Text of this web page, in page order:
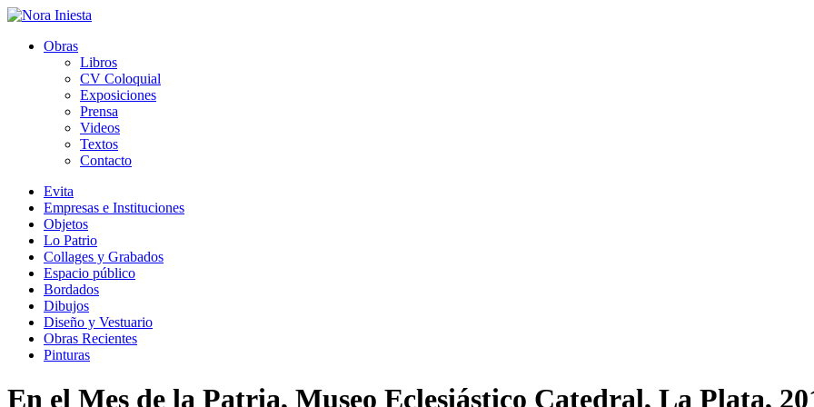
Obras
Libros
CV Coloquial
Exposiciones
Prensa
Videos
Textos
Contacto
Evita
Empresas e Instituciones
Objetos
Lo Patrio
Collages y Grabados
Espacio público
Bordados
Dibujos
Diseño y Vestuario
Obras Recientes
Pinturas
En el Mes de la Patria, Museo Eclesiástico Catedral, La Plata,